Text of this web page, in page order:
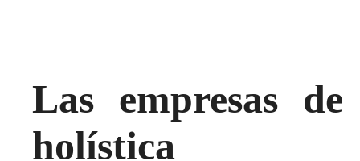
Las empresas
holística